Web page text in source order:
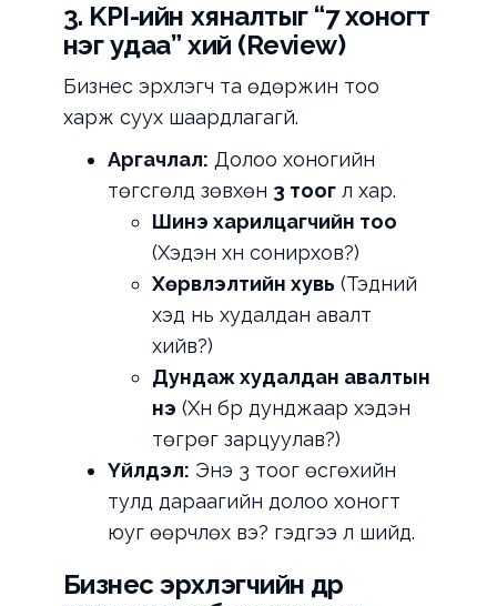
3. KPI-ийн хяналтыг “7 хоногт
нэг удаа” хий (Review)
Бизнес эрхлэгч та өдөржин тоо
харж суух шаардлагагүй.
Аргачлал: Долоо хоногийн
төгсгөлд зөвхөн 3 тоогл хар.
Шинэ харилцагчийн тоо
(Хэдэн хүн сонирхов?)
Хөрвүүлэлтийн хувь (Тэдний
хэд нь худалдан авалт
хийв?)
Дундаж худалдан авалтын
үнэ (Хүн бүр дунджаар хэдэн
төгрөг зарцуулав?)
Үйлдэл: Энэ 3 тоог өсгөхийн
тулд дараагийн долоо хоногт
юуг өөрчлөх вэ? гэдгээ л шийд.
Бизнес эрхлэгчийн өдөр